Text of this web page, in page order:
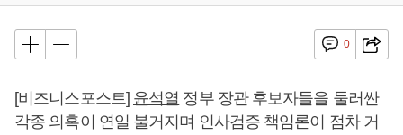
0
[비즈니스포스트] 윤석열 정부 장관 후보자들을 둘러싼
각종 의혹이 연일 불거지며 인사검증 책임론이 점차 거